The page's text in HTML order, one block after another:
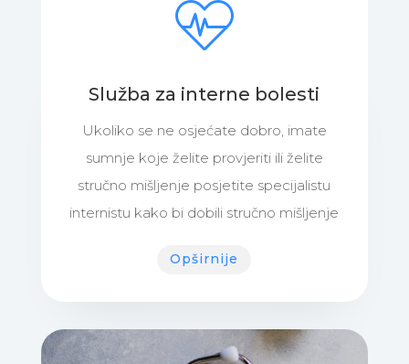
Služba za interne bolesti
Ukoliko se ne osjećate dobro, imate
sumnje koje želite provjeriti ili želite
stručno mišljenje posjetite specijalistu
internistu kako bi dobili stručno mišljenje
Opširnije